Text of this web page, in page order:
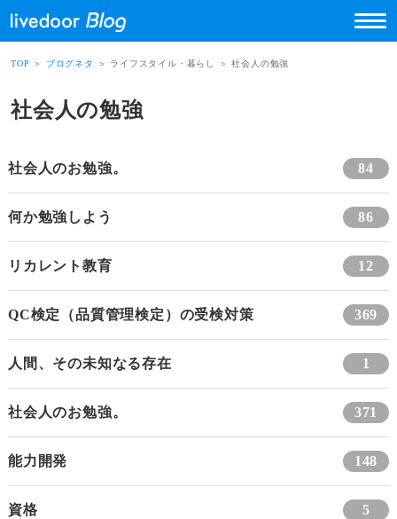
TOP ＞ ブログネタ ＞ ライフスタイル・暮らし ＞ 社会人の勉強
社会人の勉強
社会人のお勉強。 84
何か勉強しよう 86
リカレント教育 12
QC検定（品質管理検定）の受検対策 369
人間、その未知なる存在 1
社会人のお勉強。 371
能力開発 148
資格 5